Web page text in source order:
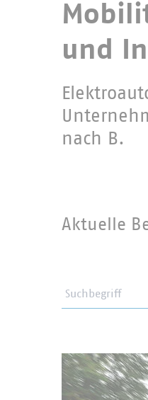
und
nach B.
Aktuelle